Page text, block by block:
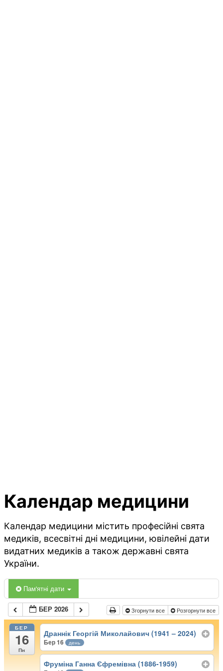
Календар медицини
Календар медицини містить професійні свята
медиків, всесвітні дні медицини, ювілейні дати
видатних медиків а також державні свята
України.
Пам'ятні дати
БЕР 2026 Згорнути все Розгорнути все
БЕР
16
Пн
Драннік Георгій Миколайович (1941 – 2024)
Бер 16 день
Фруміна Ганна Єфремівна (1886-1959)